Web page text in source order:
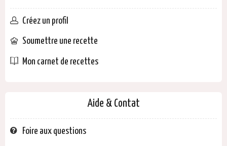
Créez un profil
Soumettre une recette
Mon carnet de recettes
Aide & Contat
Foire aux questions